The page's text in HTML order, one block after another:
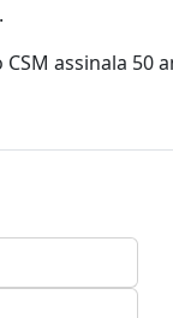
CSM assinala 50